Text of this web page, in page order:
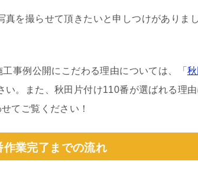
真を撮らせて頂きたいと申しつけがありま
事例公開にこだわる理由については、「
い。また、秋田片付け110番が選ばれる理由
せてご覧ください！
業完了までの流れ